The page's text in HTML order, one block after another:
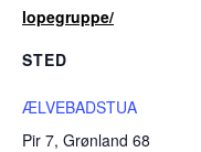
lopegruppe/
STED
ÆLVEBADSTUA
Pir 7, Grønland 68